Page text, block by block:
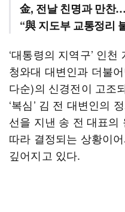
金, 전날 친명과 만찬
“與 지도부 교통정리
‘대통령의 지역구’ 인
청와대 대변인과 더불
다순)의 신경전이 고조
‘복심’ 김 전 대변인의
선을 지낸 송 전 대표의
따라 결정되는 상황이
깊어지고 있다.